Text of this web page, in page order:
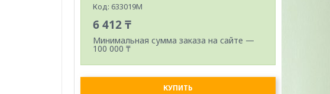
Код: 633019M
6 412 ₸
Минимальная сумма заказа на сайте —
100 000 ₸
КУПИТЬ